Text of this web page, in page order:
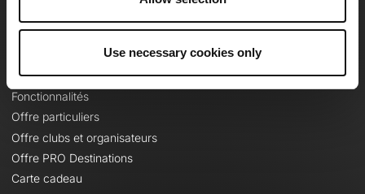
Use necessary cookies only
Le Mag'
Fonds de cartes topographiques
Fonctionnalités
Offre particuliers
Offre clubs et organisateurs
Offre PRO Destinations
Carte cadeau